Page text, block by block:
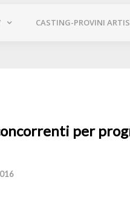
CASTING-PROVINI
per